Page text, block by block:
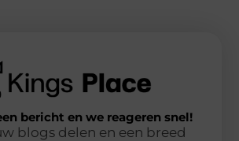
bericht en we reageren snel!
blogs delen en een breed